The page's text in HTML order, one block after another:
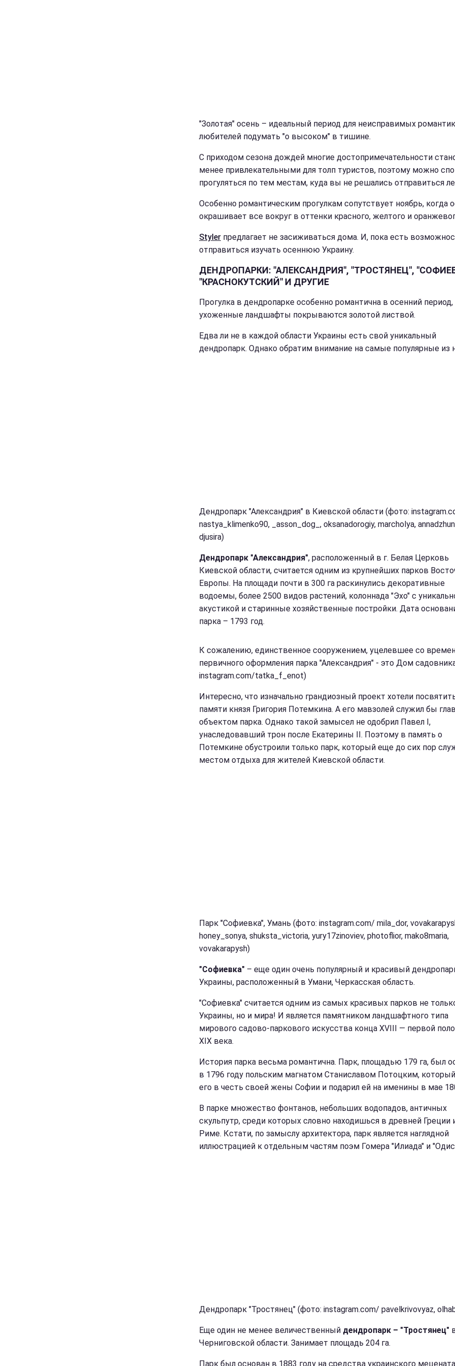
"Золотая" осень – идеальный период для неисправимых
любителей подумать "о высоком" в тишине.
С приходом сезона дождей многие достопримечательности
менее привлекательными для толп туристов, поэтому можно
прогуляться по тем местам, куда вы не решались отправиться
Особенно романтическим прогулкам сопутствует ноябрь, когда
окрашивает все вокруг в оттенки красного, желтого и
Styler предлагает не засиживаться дома. И, пока есть
отправиться изучать осеннюю Украину.
ДЕНДРОПАРКИ: "АЛЕКСАНДРИЯ", "ТРОСТЯНЕЦ",
"КРАСНОКУТСКИЙ" И ДРУГИЕ
Прогулка в дендропарке особенно романтична в осенний период,
ухоженные ландшафты покрываются золотой листвой.
Едва ли не в каждой области Украины есть свой уникальный
дендропарк. Однако обратим внимание на самые популярные из
Дендропарк "Александрия" в Киевской области (фото:
nastya_klimenko90, _asson_dog_, oksanadorogiy, marcholya,
djusira)
Дендропарк "Александрия", расположенный в г. Белая Церковь
Киевской области, считается одним из крупнейших парков
Европы. На площади почти в 300 га раскинулись декоративные
водоемы, более 2500 видов растений, колоннада "Эхо" с
акустикой и старинные хозяйственные постройки. Дата
парка – 1793 год.
К сожалению, единственное сооружением, уцелевшее со
первичного оформления парка "Александрия" - это Дом
instagram.com/tatka_f_enot)
Интересно, что изначально грандиозный проект хотели
памяти князя Григория Потемкина. А его мавзолей служил бы
объектом парка. Однако такой замысел не одобрил Павел I,
унаследовавший трон после Екатерины ІІ. Поэтому в память о
Потемкине обустроили только парк, который еще до сих пор
местом отдыха для жителей Киевской области.
Парк "Софиевка", Умань (фото: instagram.com/ mila_dor,
honey_sonya, shuksta_victoria, yury17zinoviev, photoflior, mako8maria,
vovakarapysh)
"Софиевка" – еще один очень популярный и красивый
Украины, расположенный в Умани, Черкасская область.
"Софиевка" считается одним из самых красивых парков не
Украины, но и мира! И является памятником ландшафтного типа
мирового садово-паркового искусства конца XVIII — первой
XIX века.
История парка весьма романтична. Парк, площадью 179 га, был
в 1796 году польским магнатом Станиславом Потоцким,
его в честь своей жены Софии и подарил ей на именины в мае
В парке множество фонтанов, небольших водопадов, античных
скульпутр, среди которых словно находишься в древней Греции
Риме. Кстати, по замыслу архитектора, парк является наглядной
иллюстрацией к отдельным частям поэм Гомера "Илиада" и
Дендропарк "Тростянец" (фото: instagram.com/ pavelkrivovyaz,
Еще один не менее величественный дендропарк – "Тростянец"
Черниговской области. Занимает площадь 204 га.
Парк был основан в 1883 году на средства украинского